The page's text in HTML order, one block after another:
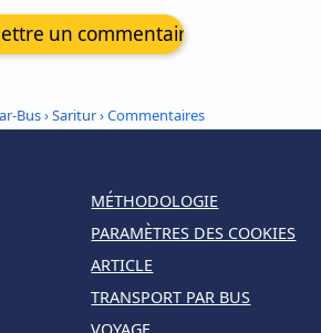
un commentaire
Bus›Saritur› Commentaires
MÉTHODOLOGIE
PARAMÈTRES DES COOKIES
ARTICLE
TRANSPORT PAR BUS
VOYAGE